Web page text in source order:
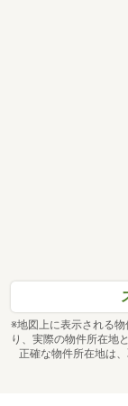
※地図上に表示される
り、実際の物件所在地
正確な物件所在地は